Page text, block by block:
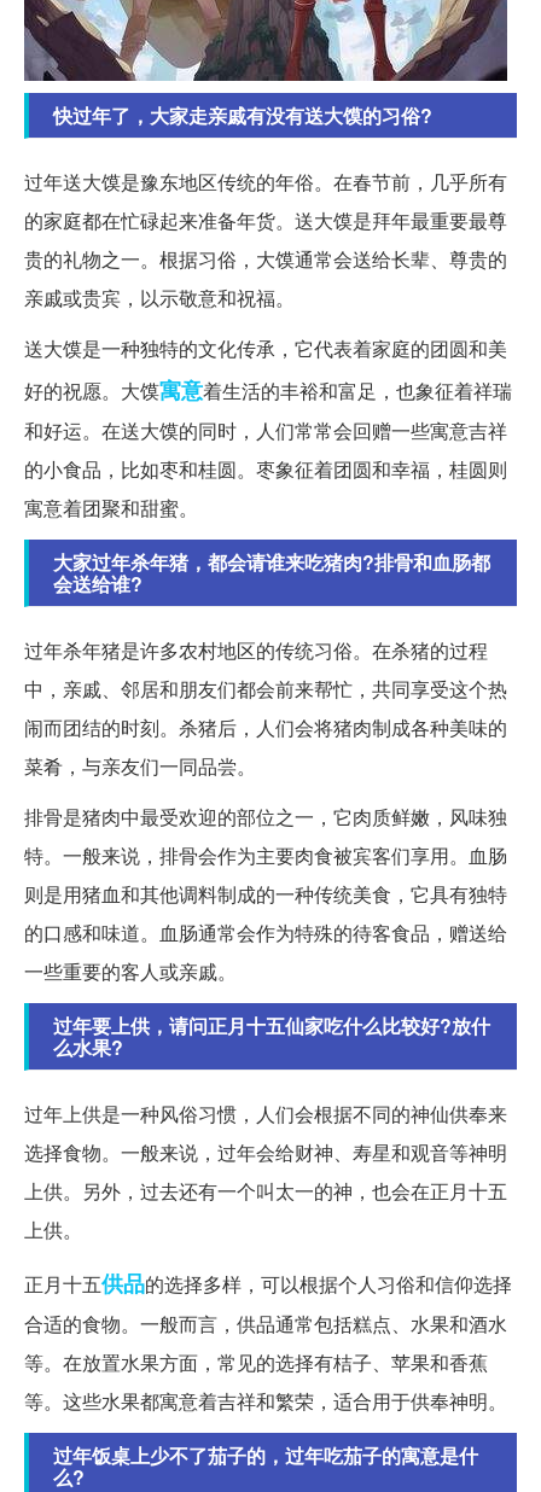
快过年了，大家走亲戚有没有送大馍的习俗?
过年送大馍是豫东地区传统的年俗。在春节前，几乎所有
的家庭都在忙碌起来准备年货。送大馍是拜年最重要最尊
贵的礼物之一。根据习俗，大馍通常会送给长辈、尊贵的
亲戚或贵宾，以示敬意和祝福。
送大馍是一种独特的文化传承，它代表着家庭的团圆和美
好的祝愿。大馍寓意着生活的丰裕和富足，也象征着祥瑞
和好运。在送大馍的同时，人们常常会回赠一些寓意吉祥
的小食品，比如枣和桂圆。枣象征着团圆和幸福，桂圆则
寓意着团聚和甜蜜。
大家过年杀年猪，都会请谁来吃猪肉?排骨和血肠都
会送给谁?
过年杀年猪是许多农村地区的传统习俗。在杀猪的过程
中，亲戚、邻居和朋友们都会前来帮忙，共同享受这个热
闹而团结的时刻。杀猪后，人们会将猪肉制成各种美味的
菜肴，与亲友们一同品尝。
排骨是猪肉中最受欢迎的部位之一，它肉质鲜嫩，风味独
特。一般来说，排骨会作为主要肉食被宾客们享用。血肠
则是用猪血和其他调料制成的一种传统美食，它具有独特
的口感和味道。血肠通常会作为特殊的待客食品，赠送给
一些重要的客人或亲戚。
过年要上供，请问正月十五仙家吃什么比较好?放什
么水果?
过年上供是一种风俗习惯，人们会根据不同的神仙供奉来
选择食物。一般来说，过年会给财神、寿星和观音等神明
上供。另外，过去还有一个叫太一的神，也会在正月十五
上供。
正月十五供品的选择多样，可以根据个人习俗和信仰选择
合适的食物。一般而言，供品通常包括糕点、水果和酒水
等。在放置水果方面，常见的选择有桔子、苹果和香蕉
等。这些水果都寓意着吉祥和繁荣，适合用于供奉神明。
过年饭桌上少不了茄子的，过年吃茄子的寓意是什
么?